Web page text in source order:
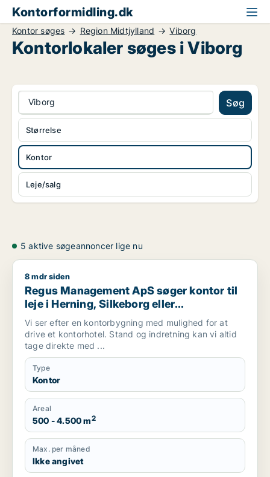
Kontorformidling.dk
Kontor søges Region Midtjylland Viborg
Kontorlokaler søges i Viborg
Viborg Søg
Kontor
Leje/salg
Størrelse
5 aktive søgeannoncer lige nu
Regus Management ApS søger kontor til leje i Herning,
8 mdr siden
Regus Management ApS søger kontor til
leje i Herning, Silkeborg eller
Skanderborg m.fl.
Vi ser efter en kontorbygning med mulighed for at
drive et kontorhotel. Stand og indretning kan vi altid
tage direkte med ...
Type
Kontor
Areal
500 - 4.500 m2
Max. per måned
Ikke angivet